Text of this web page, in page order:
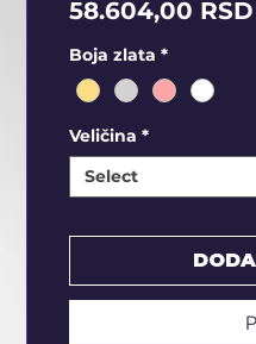
58.604,00 RSD
Boja zlata *
Veličina *
Select